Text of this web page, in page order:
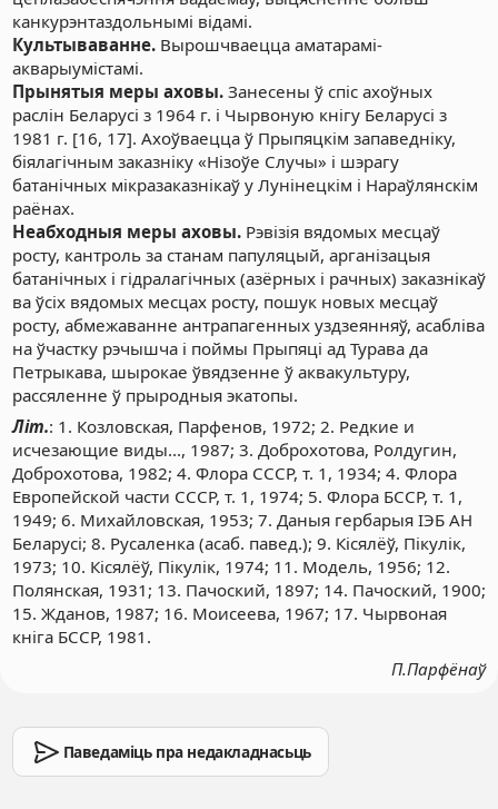
канкурэнтаздольнымі відамі.
Культываванне.Вырошчваецца аматарамі-
акварыумістамі.
Прынятыя меры аховы.Занесены ў спіс ахоўных
раслін Беларусі з 1964 г. і Чырвоную кнігу Беларусі з
1981 г. [16, 17]. Ахоўваецца ў Прыпяцкім запаведніку,
біялагічным заказніку «Нізоўе Случы» і шэрагу
батанічных мікразаказнікаў у Лунінецкім і Нараўлянскім
раёнах.
Неабходныя меры аховы.Рэвізія вядомых месцаў
росту, кантроль за станам папуляцый, арганізацыя
батанічных і гідралагічных (азёрных і рачных) заказнікаў
ва ўсіх вядомых месцах росту, пошук новых месцаў
росту, абмежаванне антрапагенных уздзеянняў, асабліва
на ўчастку рэчышча і поймы Прыпяці ад Турава да
Петрыкава, шырокае ўвядзенне ў аквакультуру,
рассяленне ў прыродныя экатопы.
Літ.: 1. Козловская, Парфенов, 1972; 2. Редкие и
исчезающие виды..., 1987; 3. Доброхотова, Ролдугин,
Доброхотова, 1982; 4. Флора СССР, т. 1, 1934; 4. Флора
Европейской части СССР, т. 1, 1974; 5. Флора БССР, т. 1,
1949; 6. Михайловская, 1953; 7. Даныя гербарыя ІЭБ АН
Беларусі; 8. Русаленка (асаб. павед.); 9. Кісялёў, Пікулік,
1973; 10. Кісялёў, Пікулік, 1974; 11. Модель, 1956; 12.
Полянская, 1931; 13. Пачоский, 1897; 14. Пачоский, 1900;
15. Жданов, 1987; 16. Моисеева, 1967; 17. Чырвоная
кніга БССР, 1981.
П.Парфёнаў
Паведаміць пра недакладнасьць